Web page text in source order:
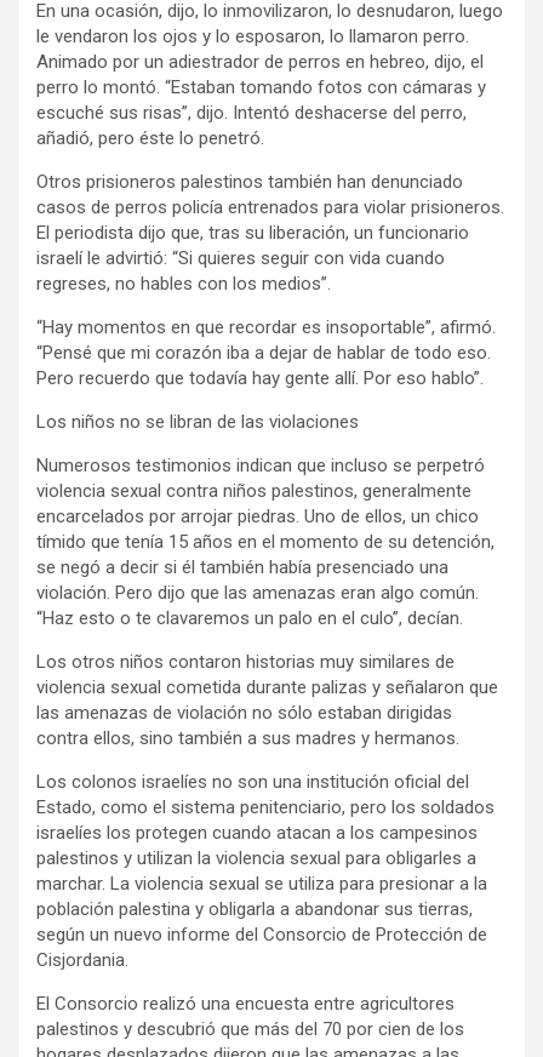
En una ocasión, dijo, lo inmovilizaron, lo desnudaron, luego
le vendaron los ojos y lo esposaron, lo llamaron perro.
Animado por un adiestrador de perros en hebreo, dijo, el
perro lo montó. “Estaban tomando fotos con cámaras y
escuché sus risas”, dijo. Intentó deshacerse del perro,
añadió, pero éste lo penetró.
Otros prisioneros palestinos también han denunciado
casos de perros policía entrenados para violar prisioneros.
El periodista dijo que, tras su liberación, un funcionario
israelí le advirtió: “Si quieres seguir con vida cuando
regreses, no hables con los medios”.
“Hay momentos en que recordar es insoportable”, afirmó.
“Pensé que mi corazón iba a dejar de hablar de todo eso.
Pero recuerdo que todavía hay gente allí. Por eso hablo”.
Los niños no se libran de las violaciones
Numerosos testimonios indican que incluso se perpetró
violencia sexual contra niños palestinos, generalmente
encarcelados por arrojar piedras. Uno de ellos, un chico
tímido que tenía 15 años en el momento de su detención,
se negó a decir si él también había presenciado una
violación. Pero dijo que las amenazas eran algo común.
“Haz esto o te clavaremos un palo en el culo”, decían.
Los otros niños contaron historias muy similares de
violencia sexual cometida durante palizas y señalaron que
las amenazas de violación no sólo estaban dirigidas
contra ellos, sino también a sus madres y hermanos.
Los colonos israelíes no son una institución oficial del
Estado, como el sistema penitenciario, pero los soldados
israelíes los protegen cuando atacan a los campesinos
palestinos y utilizan la violencia sexual para obligarles a
marchar. La violencia sexual se utiliza para presionar a la
población palestina y obligarla a abandonar sus tierras,
según un nuevo informe del Consorcio de Protección de
Cisjordania.
El Consorcio realizó una encuesta entre agricultores
palestinos y descubrió que más del 70 por cien de los